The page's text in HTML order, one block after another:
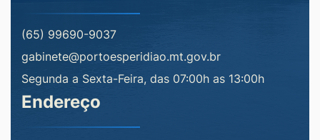
(65) 99690-9037
gabinete@portoesperidiao.mt.gov.br
Segunda a Sexta-Feira, das 07:00h as 13:00h
Endereço